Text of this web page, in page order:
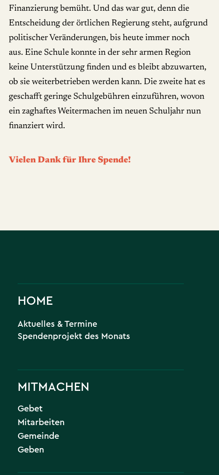
Finanzierung bemüht. Und das war gut, denn die
Entscheidung der örtlichen Regierung steht, aufgrund
politischer Veränderungen, bis heute immer noch
aus. Eine Schule konnte in der sehr armen Region
keine Unterstützung finden und es bleibt abzuwarten,
ob sie weiterbetrieben werden kann. Die zweite hat es
geschafft geringe Schulgebühren einzuführen, wovon
ein zaghaftes Weitermachen im neuen Schuljahr nun
finanziert wird.
Vielen Dank für Ihre Spende!
HOME
Aktuelles & Termine
Spendenprojekt des Monats
MITMACHEN
Gebet
Mitarbeiten
Gemeinde
Geben